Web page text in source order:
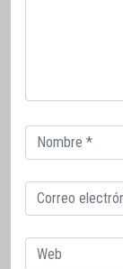
Correo
electrónico
Correo
electrónico
Web